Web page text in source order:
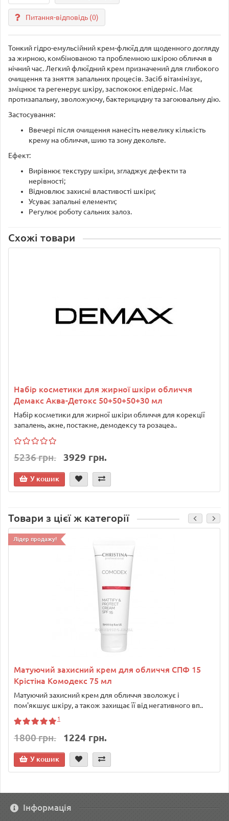
Питання-відповідь (0)
Тонкий гідро-емульсійний крем-флюїд для щоденного догляду
за жирною, комбінованою та проблемною шкірою обличчя в
нічний час. Легкий флюїдний крем призначений для глибокого
очищення та зняття запальних процесів. Засіб вітамінізує,
зміцнює та регенерує шкіру, заспокоює епідерміс. Має
протизапальну, зволожуючу, бактерицидну та загоювальну дію.
Застосування:
Ввечері після очищення нанесіть невелику кількість
крему на обличчя, шию та зону декольте.
Ефект:
Вирівнює текстуру шкіри, згладжує дефекти та
нерівності;
Відновлює захисні властивості шкіри;
Усуває запальні елементи;
Регулює роботу сальних залоз.
Схожі товари
Набір косметики для жирної шкіри обличчя
Демакс Аква-Детокс 50+50+50+30 мл
Набір косметики для жирної шкіри обличчя для корекції
запалень, акне, постакне, демодексу та розацеа..
5236 грн. 3929 грн.
У кошик
Товари з цієї ж категорії
Лідер продажу!
Матуючий захисний крем для обличчя СПФ 15
Крістіна Комодекс 75 мл
Матуючий захисний крем для обличчя зволожує і
пом'якшує шкіру, а також захищає її від негативного вп..
1
1800 грн. 1224 грн.
У кошик
Інформація